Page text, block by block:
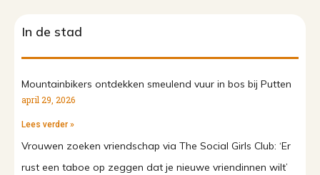
In de stad
Mountainbikers ontdekken smeulend vuur in bos bij Putten
april 29, 2026
Lees verder »
Vrouwen zoeken vriendschap via The Social Girls Club: ‘Er
rust een taboe op zeggen dat je nieuwe vriendinnen wilt’